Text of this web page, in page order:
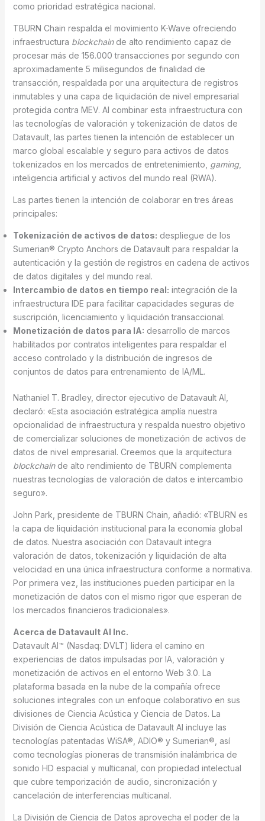
como prioridad estratégica nacional.
TBURN Chain respalda el movimiento K-Wave ofreciendo
infraestructura blockchainde alto rendimiento capaz de
procesar más de 156.000 transacciones por segundo con
aproximadamente 5 milisegundos de finalidad de
transacción, respaldada por una arquitectura de registros
inmutables y una capa de liquidación de nivel empresarial
protegida contra MEV. Al combinar esta infraestructura con
las tecnologías de valoración y tokenización de datos de
Datavault, las partes tienen la intención de establecer un
marco global escalable y seguro para activos de datos
tokenizados en los mercados de entretenimiento, gaming,
inteligencia artificial y activos del mundo real (RWA).
Las partes tienen la intención de colaborar en tres áreas
principales:
Tokenización de activos de datos: despliegue de los
Sumerian® Crypto Anchors de Datavault para respaldar la
autenticación y la gestión de registros en cadena de activos
de datos digitales y del mundo real.
Intercambio de datos en tiempo real: integración de la
infraestructura IDE para facilitar capacidades seguras de
suscripción, licenciamiento y liquidación transaccional.
Monetización de datos para IA: desarrollo de marcos
habilitados por contratos inteligentes para respaldar el
acceso controlado y la distribución de ingresos de
conjuntos de datos para entrenamiento de IA/ML.
Nathaniel T. Bradley, director ejecutivo de Datavault AI,
declaró: «Esta asociación estratégica amplía nuestra
opcionalidad de infraestructura y respalda nuestro objetivo
de comercializar soluciones de monetización de activos de
datos de nivel empresarial. Creemos que la arquitectura
blockchain de alto rendimiento de TBURN complementa
nuestras tecnologías de valoración de datos e intercambio
seguro».
John Park, presidente de TBURN Chain, añadió: «TBURN es
la capa de liquidación institucional para la economía global
de datos. Nuestra asociación con Datavault integra
valoración de datos, tokenización y liquidación de alta
velocidad en una única infraestructura conforme a normativa.
Por primera vez, las instituciones pueden participar en la
monetización de datos con el mismo rigor que esperan de
los mercados financieros tradicionales».
Acerca de Datavault AI Inc.
Datavault AI™ (Nasdaq: DVLT) lidera el camino en
experiencias de datos impulsadas por IA, valoración y
monetización de activos en el entorno Web 3.0. La
plataforma basada en la nube de la compañía ofrece
soluciones integrales con un enfoque colaborativo en sus
divisiones de Ciencia Acústica y Ciencia de Datos. La
División de Ciencia Acústica de Datavault AI incluye las
tecnologías patentadas WiSA®, ADIO® y Sumerian®, así
como tecnologías pioneras de transmisión inalámbrica de
sonido HD espacial y multicanal, con propiedad intelectual
que cubre temporización de audio, sincronización y
cancelación de interferencias multicanal.
La División de Ciencia de Datos aprovecha el poder de la